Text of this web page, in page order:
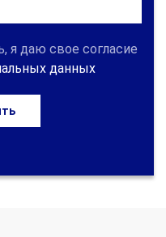
я даю свое согласие
данных